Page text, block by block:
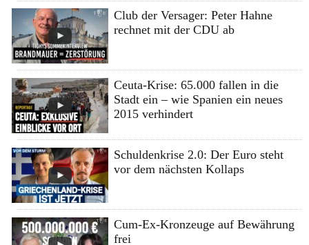
Club der Versager: Peter Hahne
rechnet mit der CDU ab
Ceuta-Krise: 65.000 fallen in die
Stadt ein – wie Spanien ein neues
2015 verhindert
Schuldenkrise 2.0: Der Euro steht
vor dem nächsten Kollaps
Cum-Ex-Kronzeuge auf Bewährung
frei